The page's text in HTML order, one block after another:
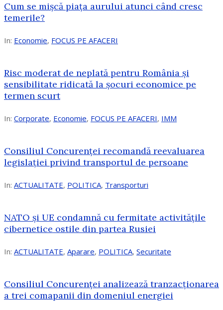
Cum se mișcă piața aurului atunci când cresc
temerile?
In: Economie, FOCUS PE AFACERI
Risc moderat de neplată pentru România și
sensibilitate ridicată la șocuri economice pe
termen scurt
In: Corporate, Economie, FOCUS PE AFACERI, IMM
Consiliul Concurenței recomandă reevaluarea
legislației privind transportul de persoane
In: ACTUALITATE, POLITICA, Transporturi
NATO și UE condamnă cu fermitate activitățile
cibernetice ostile din partea Rusiei
In: ACTUALITATE, Aparare, POLITICA, Securitate
Consiliul Concurenţei analizează tranzacționarea
a trei comapanii din domeniul energiei